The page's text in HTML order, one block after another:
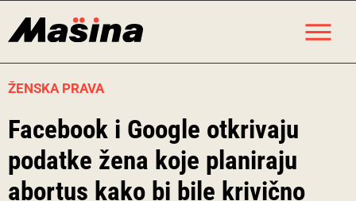
ŽENSKA PRAVA
Facebook i Google otkrivaju
podatke žena koje planiraju
abortus kako bi bile krivično